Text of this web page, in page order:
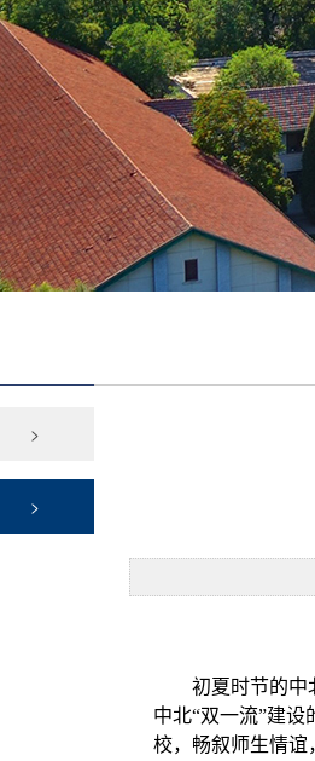
>
>
初夏时节的中
中北“双一流”建
校，畅叙师生情谊